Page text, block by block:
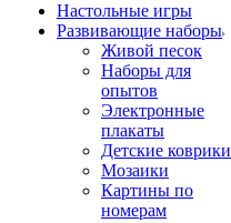
Настольные игры
Развивающие наборы
Живой песок
Наборы для
опытов
Электронные
плакаты
Детские коврики
Мозаики
Картины по
номерам